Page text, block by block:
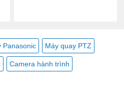
Panasonic Máy quay PTZ
Camera hành trình